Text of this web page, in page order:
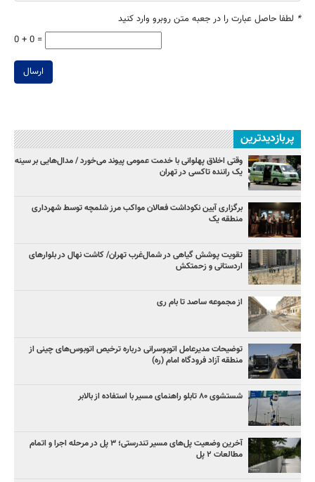
* لطفا حاصل عبارت را در جعبه متن روبرو وارد کنید
0 + 0 =
ارسال
پربازدیدترین
وقتی اخلاق پهلوانی با خدمت عمومی پیوند می‌خورد / مدال‌هایی بر سینه
یک راننده تاکسی در تهران
برگزاری آیین نکوداشت فعالان مواکب مرز شلمچه توسط شهرداری
منطقه یک
تقویت پوشش گیاهی در شمال‌غرب تهران/ کاشت نهال در بلوارهای
اردستانی و زحمتکش
از مجموعه ساصد تا بام ری
توضیحات مدیرعامل اتوبوسرانی درباره ترخیص اتوبوس‌های چینی از
منطقه آزاد فرودگاه امام (ره)
شستشوی ۸۰ تابلو راهنمای مسیر با استفاده از بالابر
آخرین وضعیت پل‌های مسیر تندرستی؛ ۳ پل در مرحله اجرا و اتمام
مطالعات ۲ پل